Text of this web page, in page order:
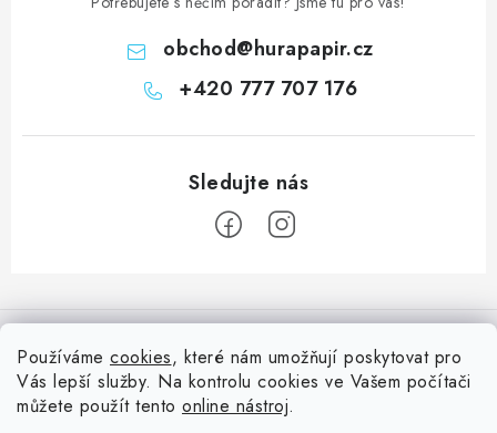
Používáme cookies, které nám umožňují poskytovat pro
Vás lepší služby. Na kontrolu cookies ve Vašem počítači
můžete použít tento online nástroj.
obchod@hurapapir.cz
+420 777 707 176
á
Doprava
Nepřehlédněte